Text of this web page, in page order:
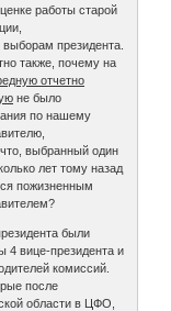
работы старой
выборам президента.
также, почему на
отчетно
не было
по нашему
выбранный один
лет тому назад
пожизненным
были
4 вице-президента и
комиссий.
после
области в ЦФО,